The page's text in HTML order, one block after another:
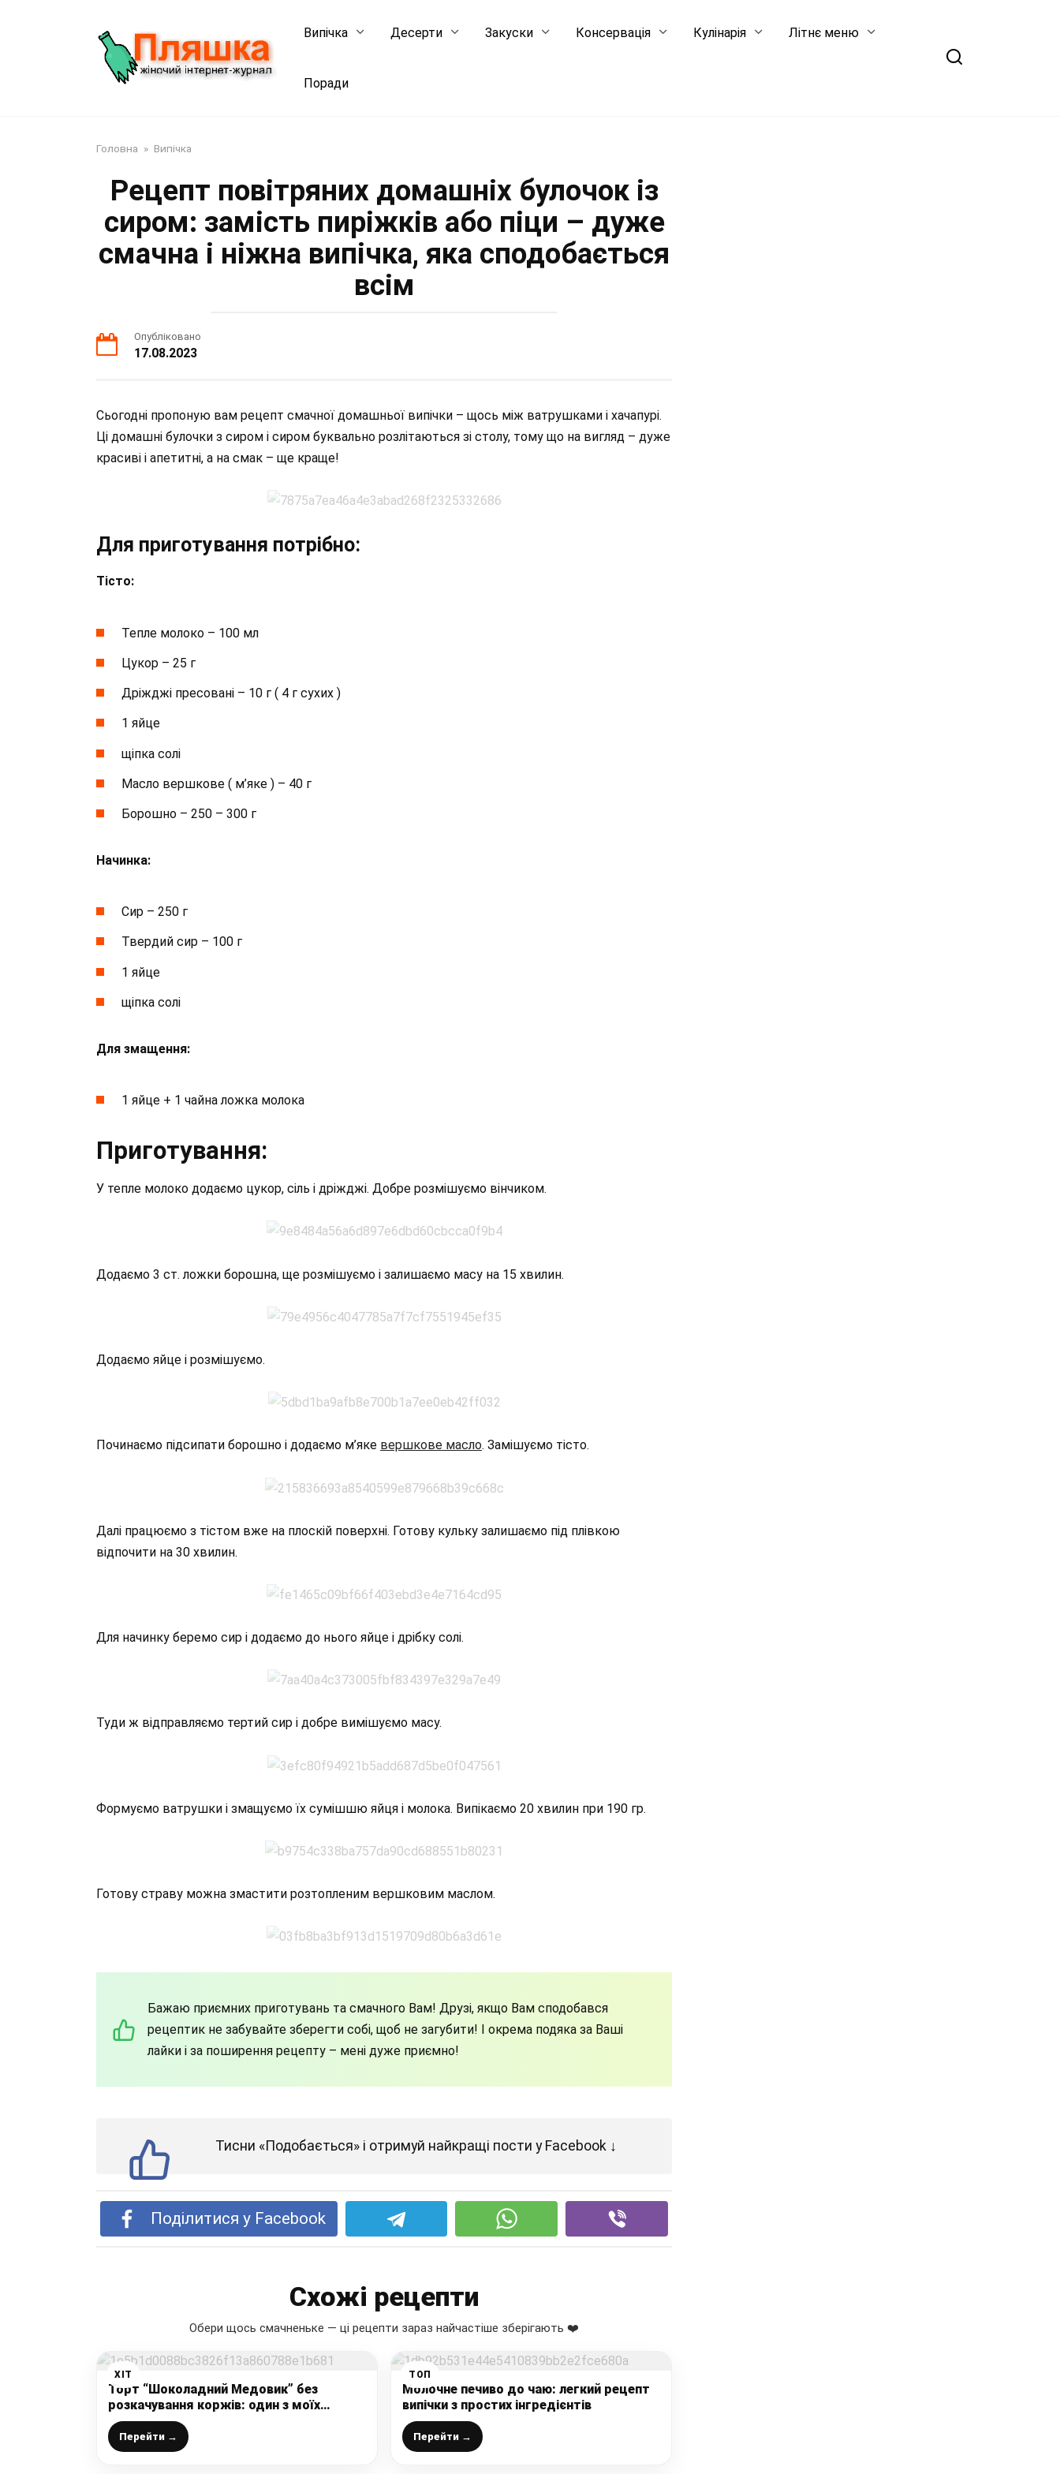
Випічка Десерти Закуски Консервація Кулінарія Літнє меню
Поради
Головна » Випічка
Рецепт повітряних домашніх булочок із
сиром: замість пиріжків або піци – дуже
смачна і ніжна випічка, яка сподобається
всім
Опубліковано
17.08.2023
Сьогодні пропоную вам рецепт смачної домашньої випічки – щось між ватрушками і хачапурі.
Ці домашні булочки з сиром і сиром буквально розлітаються зі столу, тому що на вигляд – дуже
красиві і апетитні, а на смак – ще краще!
Для приготування потрібно:
Тісто:
Тепле молоко – 100 мл
Цукор – 25 г
Дріжджі пресовані – 10 г ( 4 г сухих )
1 яйце
щіпка солі
Масло вершкове ( м’яке ) – 40 г
Борошно – 250 – 300 г
Начинка:
Сир – 250 г
Твердий сир – 100 г
1 яйце
щіпка солі
Для змащення:
1 яйце + 1 чайна ложка молока
Приготування:
У тепле молоко додаємо цукор, сіль і дріжджі. Добре розмішуємо вінчиком.
Додаємо 3 ст. ложки борошна, ще розмішуємо і залишаємо масу на 15 хвилин.
Додаємо яйце і розмішуємо.
Починаємо підсипати борошно і додаємо м’яке вершкове масло. Замішуємо тісто.
Далі працюємо з тістом вже на плоскій поверхні. Готову кульку залишаємо під плівкою
відпочити на 30 хвилин.
Для начинку беремо сир і додаємо до нього яйце і дрібку солі.
Туди ж відправляємо тертий сир і добре вимішуємо масу.
Формуємо ватрушки і змащуємо їх сумішшю яйця і молока. Випікаємо 20 хвилин при 190 гр.
Готову страву можна змастити розтопленим вершковим маслом.
Бажаю приємних приготувань та смачного Вам! Друзі, якщо Вам сподобався
рецептик не забувайте зберегти собі, щоб не загубити! І окрема подяка за Ваші
лайки і за поширення рецепту – мені дуже приємно!
Тисни «Подобається» і отримуй найкращі пости у Facebook ↓
Поділитися у Facebook
Схожі рецепти
Обери щось смачненьке — ці рецепти зараз найчастіше зберігають ❤️
ХІТ
Торт “Шоколадний Медовик” без
розкачування коржів: один з моїх
улюблених рецептів, так просто
готується, а такий смачний виходить
Перейти →
ТОП
Молочне печиво до чаю: легкий рецепт
випічки з простих інгредієнтів
Перейти →